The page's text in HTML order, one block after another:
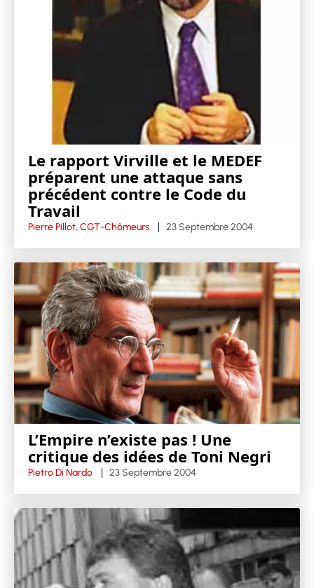
Le rapport Virville et le MEDEF
préparent une attaque sans
précédent contre le Code du
Travail
Pierre Pillot, CGT-Chômeurs 23 Septembre 2004
L’Empire n’existe pas ! Une
critique des idées de Toni Negri
Pietro Di Nardo 23 Septembre 2004